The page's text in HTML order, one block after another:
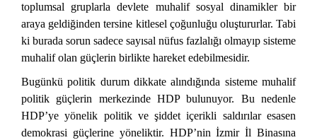
toplumsal gruplarla devlete muhalif sosyal dinamikler bir
araya geldiğinden tersine kitlesel çoğunluğu oluştururlar. Tabi
ki burada sorun sadece sayısal nüfus fazlalığı olmayıp sisteme
muhalif olan güçlerin birlikte hareket edebilmesidir.
Bugünkü politik durum dikkate alındığında sisteme muhalif
politik güçlerin merkezinde HDP bulunuyor. Bu nedenle
HDP’ye yönelik politik ve şiddet içerikli saldırılar esasen
demokrasi güçlerine yöneliktir. HDP’nin İzmir İl Binasına